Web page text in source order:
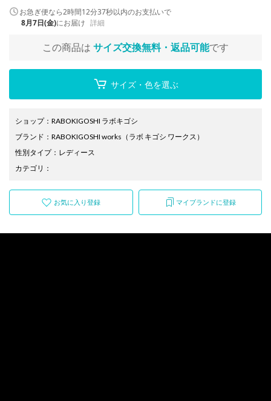
お急ぎ便なら2時間12分36秒以内のお支払いで
8月7日(金)にお届け 詳細
この商品は サイズ交換無料・返品可能です
サイズ・色を選ぶ
ショップ： RABOKIGOSHI ラボキゴシ
ブランド ： RABOKIGOSHI works （ラボ キゴシ ワークス）
性別タイプ： レディース
カテゴリ ：
お気に入り登録 マイブランドに登録